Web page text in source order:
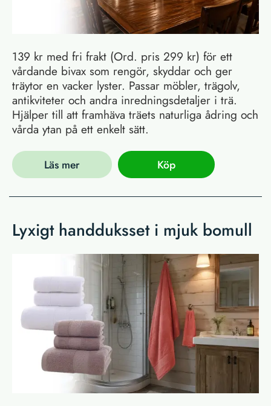
139 kr med fri frakt (Ord. pris 299 kr) för ett
vårdande bivax som rengör, skyddar och ger
träytor en vacker lyster. Passar möbler, trägolv,
antikviteter och andra inredningsdetaljer i trä.
Hjälper till att framhäva träets naturliga ådring och
vårda ytan på ett enkelt sätt.
Läs mer Köp
Lyxigt handduksset i mjuk bomull